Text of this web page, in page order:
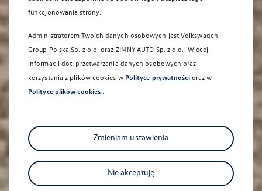
funkcjonowania strony.
Administratorem Twoich danych osobowych jest Volkswagen
Group Polska Sp. z o.o. oraz ZIMNY AUTO Sp. z o.o. . Więcej
informacji dot. przetwarzania danych osobowych oraz
korzystania z plików cookies w Polityce prywatnościoraz w
Polityce plików cookies .
Zmieniam ustawienia
Nie akceptuję